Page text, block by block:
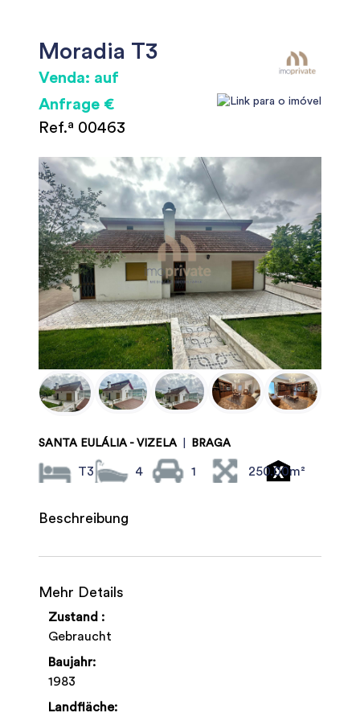
Moradia T3
Venda: auf
Anfrage €
Ref.ª 00463
SANTA EULÁLIA - VIZELA BRAGA
T3 4 1 250.00m²
Beschreibung
Mehr Details
Zustand :
Gebraucht
Baujahr:
1983
Landfläche: